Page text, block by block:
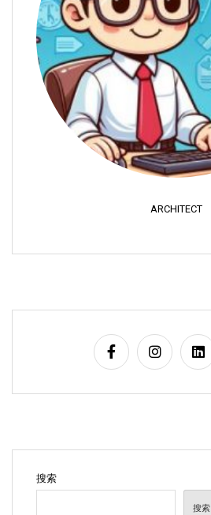
ARCHITECT
搜索
搜索